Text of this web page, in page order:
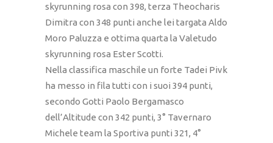
skyrunning rosa con 398, terza Theocharis
Dimitra con 348 punti anche lei targata Aldo
Moro Paluzza e ottima quarta la Valetudo
skyrunning rosa Ester Scotti.
Nella classifica maschile un forte Tadei Pivk
ha messo in fila tutti con i suoi 394 punti,
secondo Gotti Paolo Bergamasco
dell’Altitude con 342 punti, 3° Tavernaro
Michele team la Sportiva punti 321, 4°